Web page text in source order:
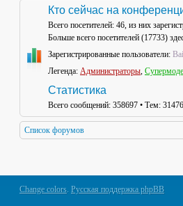
Кто сейчас на
Всего посетителей: 46, из них
Больше всего посетителей (17733)
Зарегистрированные пользователи:
Легенда: Администраторы,
Статистика
Всего сообщений: 358697 • Тем: 31476
Список форумов
Change colors. Русская поддержка phpBB